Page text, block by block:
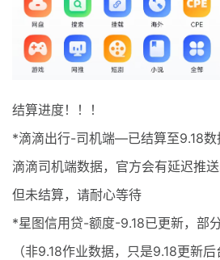
最新通知
项目介绍
结算进度！！！
*滴滴出行-司机端—已结算至9.18数
滴滴司机端数据，官方会有延迟推
但未结算，请耐心等待
*星图信用贷-额度-9.18已更新，部
（非9.18作业数据，只是9.18更新